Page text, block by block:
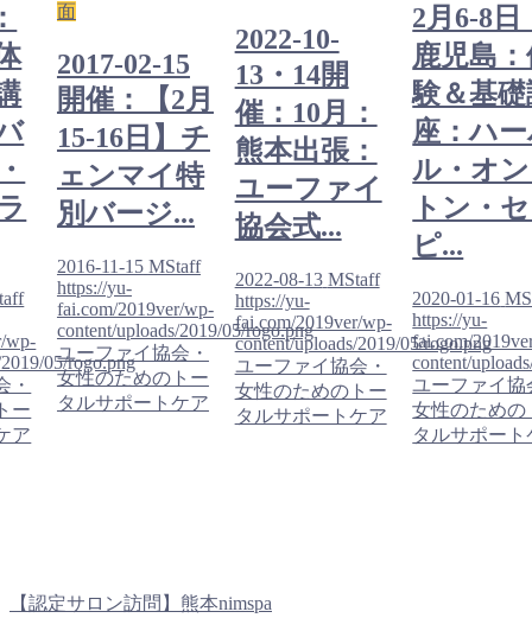
wp-
05/rogo.png
・
ー
ア
面
2017-02-15
開催：【2月
15-16日】チ
ェンマイ特
別バージ...
2016-11-15 MStaff
https://yu-
fai.com/2019ver/wp-
content/uploads/2019/05/rogo.png
ユーファイ協会・
女性のためのトー
タルサポートケア
2022-10-
13・14開
催：10月：
熊本出張：
ユーファイ
協会式...
2022-08-13 MStaff
https://yu-
fai.com/2019ver/wp-
content/uploads/2019/05/rogo.png
ユーファイ協会・
女性のためのトー
タルサポートケア
2月6-8日
鹿児島
験＆基
座：ハ
ル・オ
トン・
ピ...
2020-01-16
https://yu-
fai.com/
content/
ユーファイ協
女性のための
タルサポート
【認定サロン訪問】熊本nimspa